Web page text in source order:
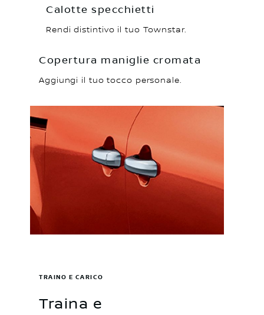
Calotte specchietti
Rendi distintivo il tuo Townstar.
Copertura maniglie cromata
Aggiungi il tuo tocco personale.
Traina e
TRAINO E CARICO